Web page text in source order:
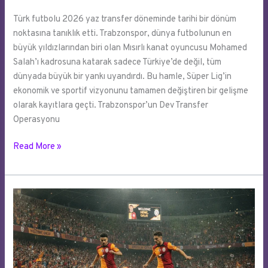
Türk futbolu 2026 yaz transfer döneminde tarihi bir dönüm
noktasına tanıklık etti. Trabzonspor, dünya futbolunun en
büyük yıldızlarından biri olan Mısırlı kanat oyuncusu Mohamed
Salah’ı kadrosuna katarak sadece Türkiye’de değil, tüm
dünyada büyük bir yankı uyandırdı. Bu hamle, Süper Lig’in
ekonomik ve sportif vizyonunu tamamen değiştiren bir gelişme
olarak kayıtlara geçti. Trabzonspor’un Dev Transfer
Operasyonu
Süper
En
Değerli
İsmi
Artık
Mohamed
Salah
Read More »